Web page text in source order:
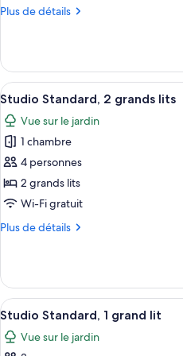
type
Suite
(2
Queen
Beds
and
Double)
Plus de détails
Plus
le
type
de
chambre
Suite
(2
Queen
Beds
and
Double)
Afficher
toutes
les
photos
pour
ce
type
chambre :
2
grands
lits
9
Studio Standard, 2 grands lits
Vue sur le jardin
1 chambre
4 personnes
2 grands lits
Wi-Fi gratuit
Plus de détails
Plus
le
type
de
chambre
Studio
Afficher
toutes
les
9
Studio Standard, 1 grand lit
Vue sur le jardin